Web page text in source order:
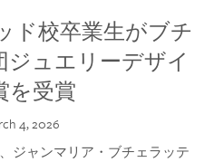
ド校卒業生がブチ
ジュエリーデザイ
を受賞
4, 2026
ジャンマリア・ブチェラッテ